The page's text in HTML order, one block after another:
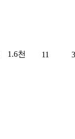
1.6천 11 3